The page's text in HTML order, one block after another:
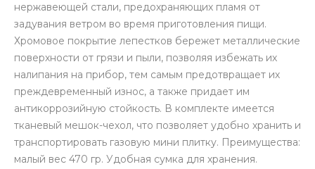
нержавеющей стали, предохраняющих пламя от
задувания ветром во время приготовления пищи.
Хромовое покрытие лепестков бережет металлические
поверхности от грязи и пыли, позволяя избежать их
налипания на прибор, тем самым предотвращает их
преждевременный износ, а также придает им
антикоррозийную стойкость. В комплекте имеется
тканевый мешок-чехол, что позволяет удобно хранить и
транспортировать газовую мини плитку. Преимущества:
малый вес 470 гр. Удобная сумка для хранения.